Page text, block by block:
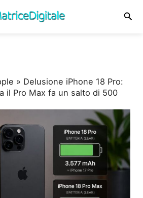
» Delusione iPhone 18 Pro:
il Pro Max fa un salto di 500